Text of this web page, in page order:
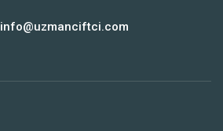
info@uzmanciftci.com